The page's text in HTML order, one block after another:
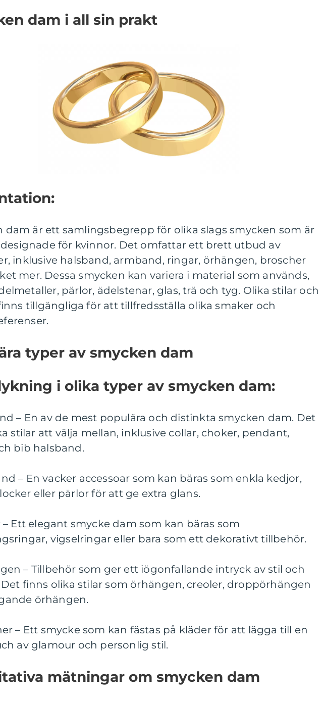
dam i all sin prakt
dam är ett samlingsbegrepp för olika slags smycken som är
för kvinnor. Det omfattar ett brett utbud av
inklusive halsband, armband, ringar, örhängen, broscher
mer. Dessa smycken kan variera i material som används,
pärlor, ädelstenar, glas, trä och tyg. Olika stilar och
tillgängliga för att tillfredsställa olika smaker och
typer av smycken dam
i olika typer av smycken dam:
– En av de mest populära och distinkta smycken dam. Det
stilar att välja mellan, inklusive collar, choker, pendant,
bib halsband.
– En vacker accessoar som kan bäras som enkla kedjor,
eller pärlor för att ge extra glans.
– Ett elegant smycke dam som kan bäras som
vigselringar eller bara som ett dekorativt tillbehör.
– Tillbehör som ger ett iögonfallande intryck av stil och
Det finns olika stilar som örhängen, creoler, droppörhängen
örhängen.
– Ett smycke som kan fästas på kläder för att lägga till en
av glamour och personlig stil.
mätningar om smycken dam